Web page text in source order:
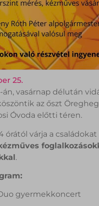
25.
vasárnap délután
az őszt
Óvoda előtti téren.
órától várja a családokat
.
gyermekkoncert